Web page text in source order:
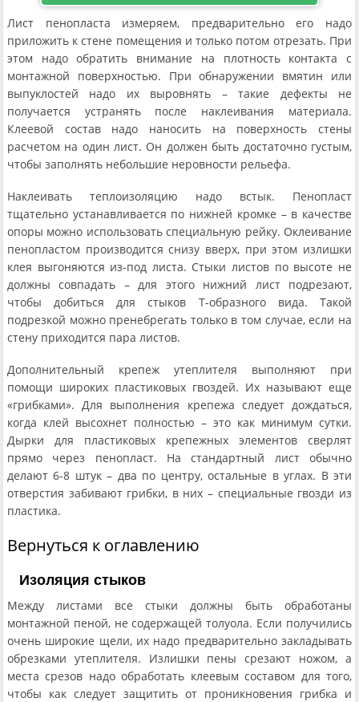
Лист пенопласта измеряем, предварительно его надо
приложить к стене помещения и только потом отрезать. При
этом надо обратить внимание на плотность контакта с
монтажной поверхностью. При обнаружении вмятин или
выпуклостей надо их выровнять – такие дефекты не
получается устранять после наклеивания материала.
Клеевой состав надо наносить на поверхность стены
расчетом на один лист. Он должен быть достаточно густым,
чтобы заполнять небольшие неровности рельефа.
Наклеивать теплоизоляцию надо встык. Пенопласт
тщательно устанавливается по нижней кромке – в качестве
опоры можно использовать специальную рейку. Оклеивание
пенопластом производится снизу вверх, при этом излишки
клея выгоняются из-под листа. Стыки листов по высоте не
должны совпадать – для этого нижний лист подрезают,
чтобы добиться для стыков Т-образного вида. Такой
подрезкой можно пренебрегать только в том случае, если на
стену приходится пара листов.
Дополнительный крепеж утеплителя выполняют при
помощи широких пластиковых гвоздей. Их называют еще
«грибками». Для выполнения крепежа следует дождаться,
когда клей высохнет полностью – это как минимум сутки.
Дырки для пластиковых крепежных элементов сверлят
прямо через пенопласт. На стандартный лист обычно
делают 6-8 штук – два по центру, остальные в углах. В эти
отверстия забивают грибки, в них – специальные гвозди из
пластика.
Вернуться к оглавлению
Изоляция стыков
Между листами все стыки должны быть обработаны
монтажной пеной, не содержащей толуола. Если получились
очень широкие щели, их надо предварительно закладывать
обрезками утеплителя. Излишки пены срезают ножом, а
места срезов надо обработать клеевым составом для того,
чтобы как следует защитить от проникновения грибка и